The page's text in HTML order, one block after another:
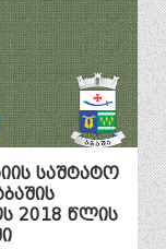
საშტატო
2018 წლის